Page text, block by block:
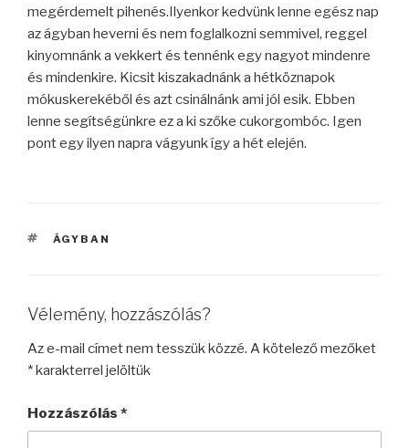
megérdemelt pihenés.Ilyenkor kedvünk lenne egész nap
az ágyban heverni és nem foglalkozni semmivel, reggel
kinyomnánk a vekkert és tennénk egy nagyot mindenre
és mindenkire. Kicsit kiszakadnánk a hétköznapok
mókuskerekéből és azt csinálnánk ami jól esik. Ebben
lenne segítségünkre ez a ki szőke cukorgombóc. Igen
pont egy ilyen napra vágyunk így a hét elején.
CÍMKÉK
ÁGYBAN
Vélemény, hozzászólás?
Az e-mail címet nem tesszük közzé. A kötelező mezőket
*karakterrel jelöltük
Hozzászólás *